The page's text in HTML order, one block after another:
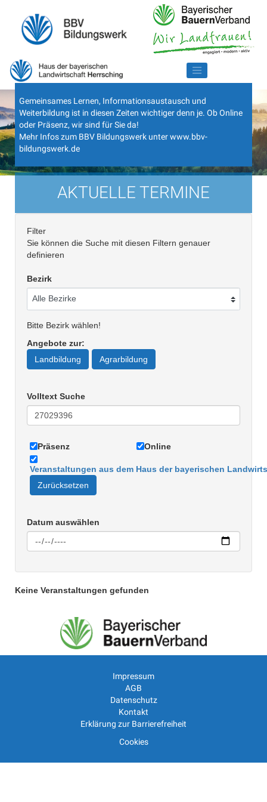
Gemeinsames Lernen, Informationsaustausch und
Weiterbildung ist in diesen Zeiten wichtiger denn je. Ob Online
oder Präsenz, wir sind für Sie da!
Mehr Infos zum BBV Bildungswerk unterwww.bbv-
bildungswerk.de
AKTUELLE TERMINE
Filter
Sie können die Suche mit diesen Filtern genauer
definieren
Bezirk
Bitte Bezirk wählen!
Angebote zur:
Landbildung
Agrarbildung
Volltext Suche
Präsenz Online
Veranstaltungen aus dem Haus der bayerischen
Zurücksetzen
Datum auswählen
Keine Veranstaltungen gefunden
Impressum
AGB
Datenschutz
Kontakt
Erklärung zur Barrierefreiheit
Cookies